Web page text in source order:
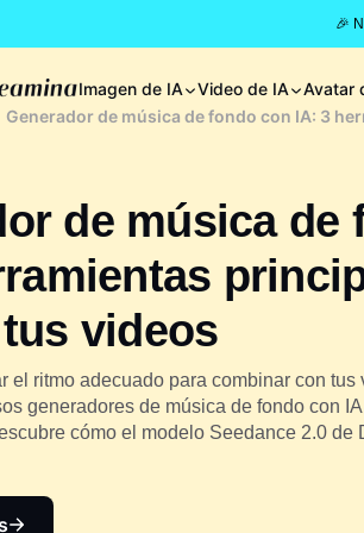
🎉
Imagen de IA Video de IA Avatar
Generador de música de fondo con IA: 3
de música de
videos
el ritmo adecuado para combinar con
generadores de música de fondo con
cómo el modelo Seedance 2.0 de